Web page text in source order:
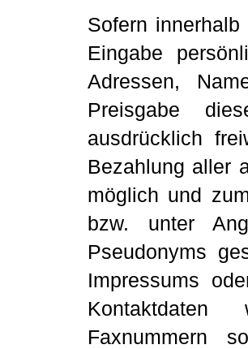
Sofern
Eingabe
Adressen,
Preisgabe
ausdrücklich
Bezahlung aller
möglich und
bzw. unter
Pseudonyms
Impressums
Faxnummern